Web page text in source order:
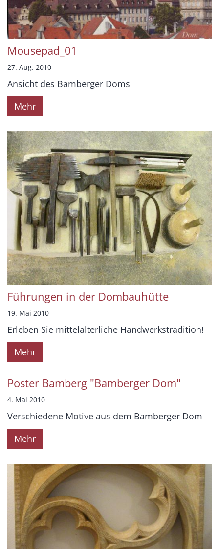
Mousepad_01
27. Aug. 2010
Ansicht des Bamberger Doms
Mehr
Führungen in der Dombauhütte
19. Mai 2010
Erleben Sie mittelalterliche Handwerkstradition!
Mehr
Poster Bamberg "Bamberger Dom"
4. Mai 2010
Verschiedene Motive aus dem Bamberger Dom
Mehr